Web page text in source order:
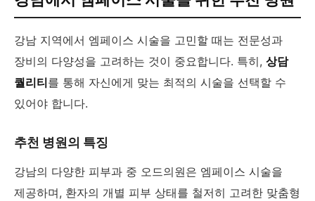
강남 지역에서 엠페이스 시술을 고민할 때는 전문성과
장비의 다양성을 고려하는 것이 중요합니다. 특히, 상담
퀄리티를 통해 자신에게 맞는 최적의 시술을 선택할 수
있어야 합니다.
추천 병원의 특징
강남의 다양한 피부과 중 오드의원은 엠페이스 시술을
제공하며, 환자의 개별 피부 상태를 철저히 고려한 맞춤형